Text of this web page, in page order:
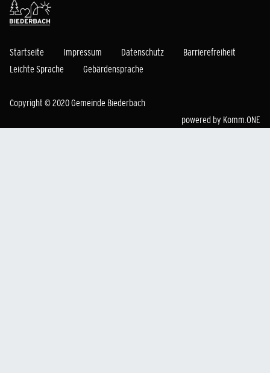
Startseite Impressum Datenschutz
Barrierefreiheit
Leichte Sprache
Gebärdensprache
Copyright © 2020 Gemeinde Biederbach
powered by Komm.ONE